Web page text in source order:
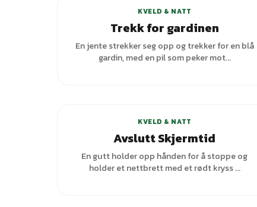
KVELD & NATT
Trekk for gardinen
En jente strekker seg opp og trekker for en blå
gardin, med en pil som peker mot...
KVELD & NATT
Avslutt Skjermtid
En gutt holder opp hånden for å stoppe og
holder et nettbrett med et rødt kryss ...